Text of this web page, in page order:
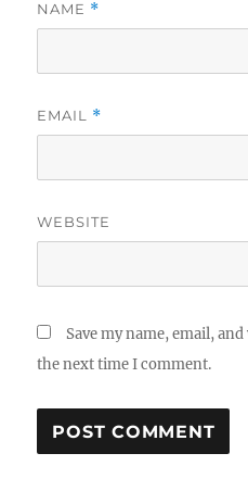
NAME *
EMAIL *
WEBSITE
Save my name, email,
the next time I comment.